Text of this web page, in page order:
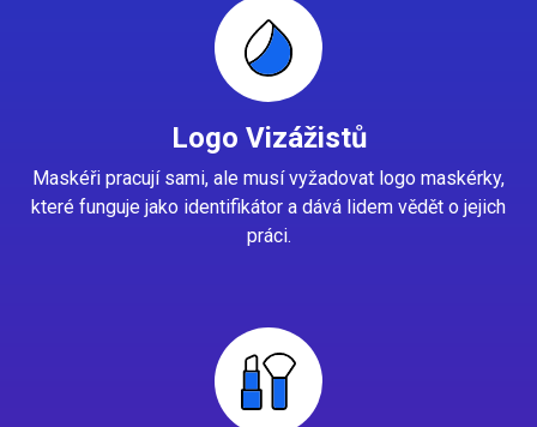
Logo Vizážistů
Maskéři pracují sami, ale musí vyžadovat logo maskérky,
které funguje jako identifikátor a dává lidem vědět o jejich
práci.